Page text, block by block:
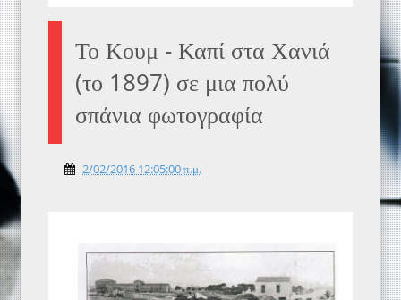
Το Κουμ - Καπί στα Χανιά
(το 1897) σε μια πολύ
σπάνια φωτογραφία
2/02/2016 12:05:00 π.μ.